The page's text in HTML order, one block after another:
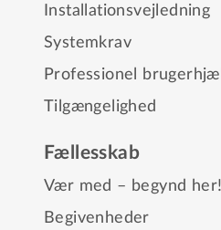
Installationsvejledning
Systemkrav
Professionel
Tilgængelighed
Fællesskab
Vær med – begynd her!
Begivenheder